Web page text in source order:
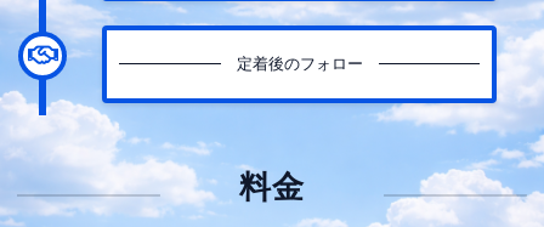
定着後のフォロー
料金